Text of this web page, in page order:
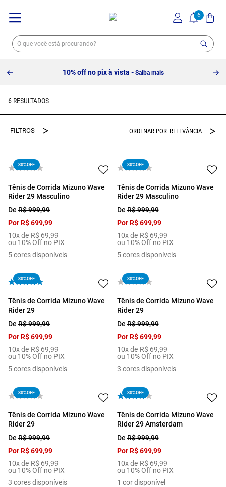
10% off no pix à vista - Saiba mais
6
RELEVÂNCIA
30%OFF
Tênis de Corrida Mizuno Wave
Rider 29 Masculino
De R$999,99
PorR$699,99
10x de R$ 69,99
ou 10% Off no PIX
5cores disponíveis
30%OFF
Tênis de Corrida Mizuno Wave
Rider 29 Masculino
DeR$999,99
PorR$ 699,99
10x de R$ 69,99
ou 10% Off no PIX
5 cores disponíveis
30%OFF
Tênis de Corrida Mizuno Wave
Rider 29
De R$999,99
PorR$699,99
10x de R$ 69,99
ou 10% Off no PIX
5cores disponíveis
30%OFF
Tênis de Corrida Mizuno Wave
Rider 29
DeR$999,99
PorR$ 699,99
10x de R$ 69,99
ou 10% Off no PIX
3 cores disponíveis
30%OFF
Tênis de Corrida Mizuno Wave
Rider 29
De R$999,99
PorR$699,99
10x de R$ 69,99
ou 10% Off no PIX
3 cores disponíveis
30%OFF
Tênis de Corrida Mizuno Wave
Rider 29 Amsterdam
DeR$999,99
PorR$ 699,99
10x de R$ 69,99
ou 10% Off no PIX
1 cor disponível